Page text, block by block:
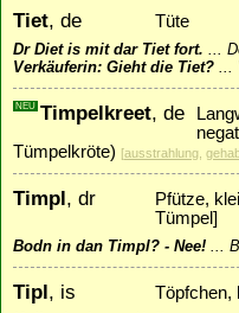
Tiet, de Tüte
Dr Diet is mit dar Tiet fort. ...
Verkäuferin: Gieht die Tiet? ...
NEU Timpelkreet, de
Tümpelkröte) [ausstrahlung,
Timpl, dr
Pfütze,
Tümpel]
Bodn in dan Timpl? - Nee! ...
Tipl, is Töpfchen,